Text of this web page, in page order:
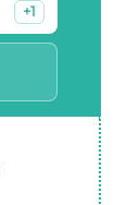
+1